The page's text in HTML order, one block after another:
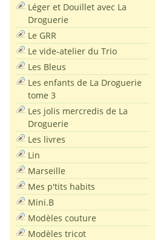
Léger et Douillet avec La
Droguerie
Le GRR
Le vide-atelier du Trio
Les Bleus
Les enfants de La Droguerie
tome 3
Les jolis mercredis de La
Droguerie
Les livres
Lin
Marseille
Mes p'tits habits
Mini.B
Modèles couture
Modèles tricot